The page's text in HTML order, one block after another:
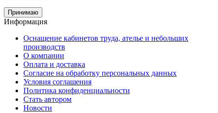
Принимаю
Информация
Оснащение кабинетов труда, ателье и небольших
производств
О компании
Оплата и доставка
Согласие на обработку персональных данных
Условия соглашения
Политика конфиденциальности
Стать автором
Новости